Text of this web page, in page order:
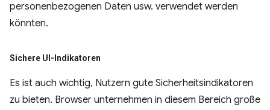
personenbezogenen Daten usw. verwendet werden
könnten.
Sichere UI-Indikatoren
Es ist auch wichtig, Nutzern gute Sicherheitsindikatoren
zu bieten. Browser unternehmen in diesem Bereich große